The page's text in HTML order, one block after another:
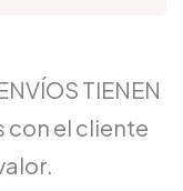
TIENEN
con el cliente